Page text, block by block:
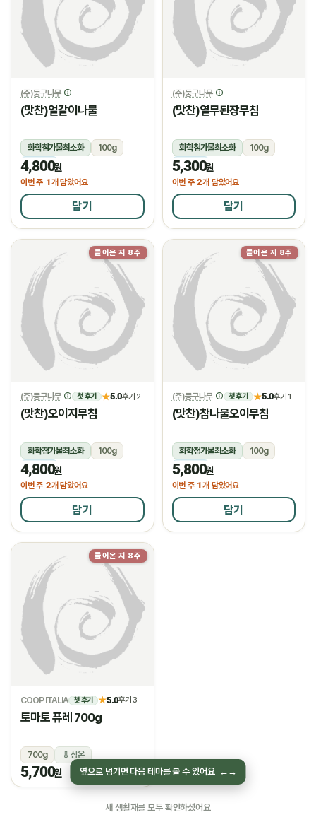
(주)둥구나무
(맛찬)얼갈이나물
화학첨가물최소화
100g
냉장
4,800원
이번 주 1개 담았어요
담기
(주)둥구나무
(맛찬)열무된장무침
화학첨가물최소화
100g
냉장
5,300원
이번 주 2개 담았어요
담기
들어온 지 8주
(주)둥구나무 첫 후기 ★5.0후기 2
(맛찬)오이지무침
화학첨가물최소화
100g
냉장
4,800원
이번 주 2개 담았어요
담기
들어온 지 8주
(주)둥구나무 첫 후기 ★5.0후기 1
(맛찬)참나물오이무침
화학첨가물최소화
100g
냉장
5,800원
이번 주 1개 담았어요
담기
들어온 지 8주
COOP ITALIA 첫 후기 ★5.0후기 3
토마토 퓨레 700g
700g 상온
5,700원
새 생활재를 모두 확인하셨어요
옆으로 넘기면 다음 테마를 볼 수 있어요 ← →